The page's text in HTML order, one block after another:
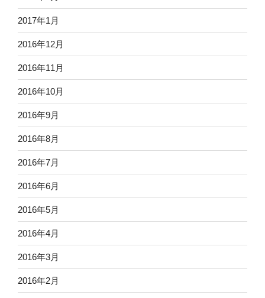
2017年1月
2016年12月
2016年11月
2016年10月
2016年9月
2016年8月
2016年7月
2016年6月
2016年5月
2016年4月
2016年3月
2016年2月